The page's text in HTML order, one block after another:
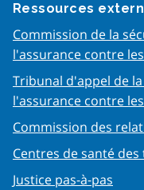
Ressources
Commission de la
l'assurance contre
Tribunal d'appel de
l'assurance contre
Commission des
Centres de santé
Justice pas-à-pas